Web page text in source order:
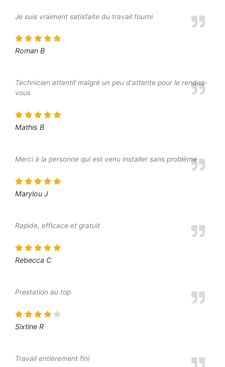
Je suis vraiment satisfaite du travail fourni
Roman B
Technicien attentif malgré un peu d'attente pour le rendez-
vous
Mathis B
Merci à la personne qui est venu installer sans problème
Marylou J
Rapide, efficace et gratuit
Rebecca C
Prestation au top
Sixtine R
Travail entièrement fini